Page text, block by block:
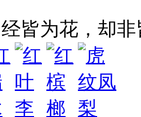
皆为花，却